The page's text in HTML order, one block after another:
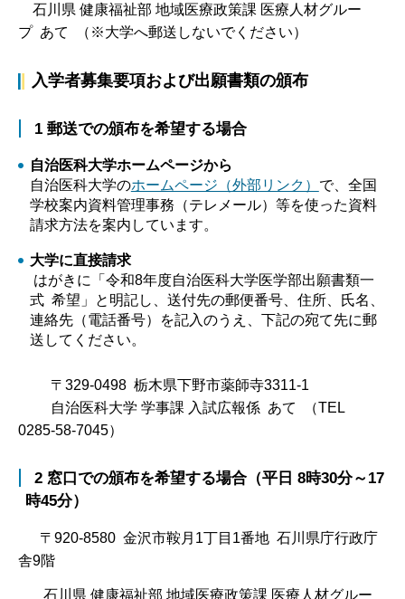
石川県 健康福祉部 地域医療政策課 医療人材グルー
プ あて （※大学へ郵送しないでください）
入学者募集要項および出願書類の頒布
1 郵送での頒布を希望する場合
自治医科大学ホームページから
自治医科大学のホームページ（外部リンク） で、全国
学校案内資料管理事務（テレメール）等を使った資料
請求方法を案内しています。
大学に直接請求
はがきに「令和8年度自治医科大学医学部出願書類一
式 希望」と明記し、送付先の郵便番号、住所、氏名、
連絡先（電話番号）を記入のうえ、下記の宛て先に郵
送してください。
〒329-0498 栃木県下野市薬師寺3311-1
自治医科大学 学事課 入試広報係 あて （TEL
0285-58-7045）
2 窓口での頒布を希望する場合（平日 8時30分～17
時45分）
〒920-8580 金沢市鞍月1丁目1番地 石川県庁行政庁
舎9階
石川県 健康福祉部 地域医療政策課 医療人材グルー